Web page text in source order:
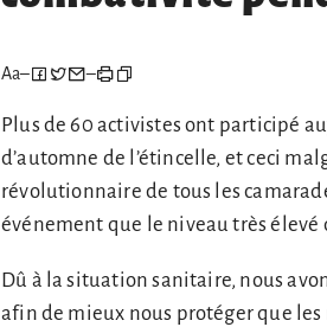
Aa– –
Plus de 60 activistes ont participé
d’automne de l’étincelle, et ceci
révolutionnaire de tous les
événement que le niveau très élevé
Dû à la situation sanitaire, nous
afin de mieux nous protéger que